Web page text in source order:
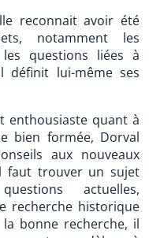
reconnait avoir été
notamment les
questions liées à
définit lui-même ses
enthousiaste quant à
bien formée, Dorval
aux nouveaux
faut trouver un sujet
actuelles,
recherche historique
bonne recherche, il